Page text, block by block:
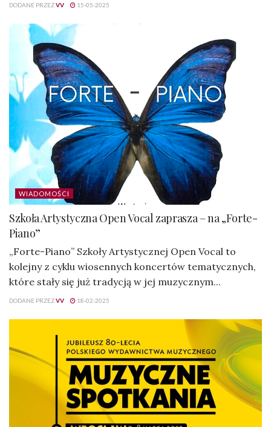
DODANE PRZEZVV 15-05-2025
WIADOMOŚCI
Szkoła Artystyczna Open Vocal zaprasza – na „Forte-
Piano”
„Forte-Piano” Szkoły Artystycznej Open Vocal to
kolejny z cyklu wiosennych koncertów tematycznych,
które stały się już tradycją w jej muzycznym...
DODANE PRZEZVV 18-02-2025